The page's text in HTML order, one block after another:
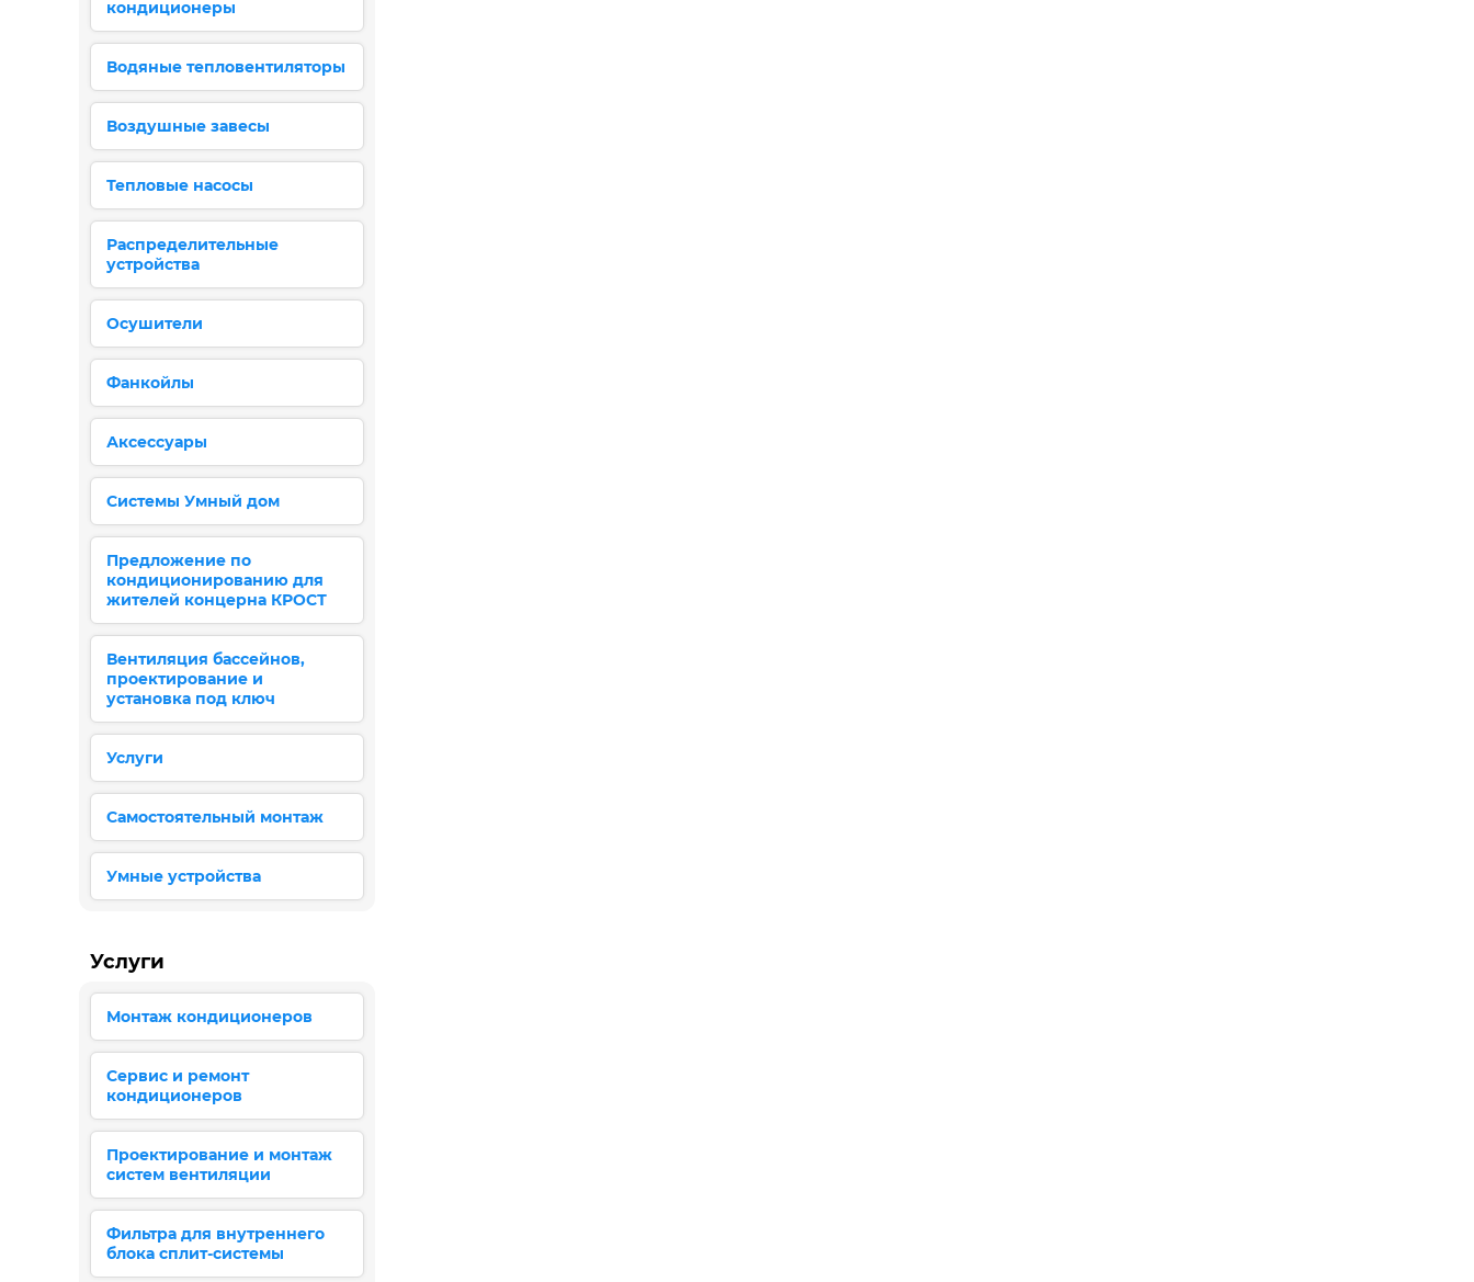
кондиционеры
Водяные тепловентиляторы
Воздушные завесы
Тепловые насосы
Распределительные
устройства
Осушители
Фанкойлы
Аксессуары
Системы Умный дом
Предложение по
кондиционированию для
жителей концерна КРОСТ
Вентиляция бассейнов,
проектирование и
установка под ключ
Услуги
Самостоятельный монтаж
Умные устройства
Услуги
Монтаж кондиционеров
Сервис и ремонт
кондиционеров
Проектирование и монтаж
систем вентиляции
Фильтра для внутреннего
блока сплит-системы